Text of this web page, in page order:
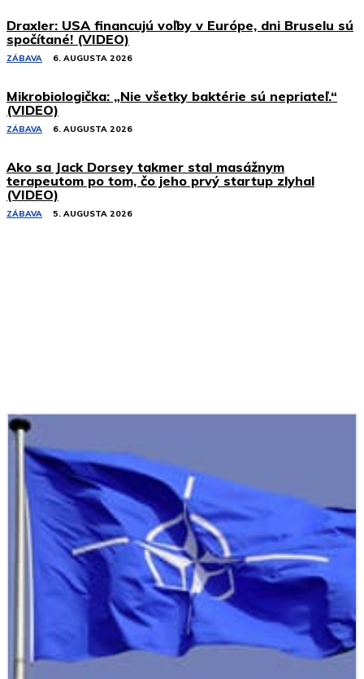
Draxler: USA financujú voľby v Európe, dni Bruselu sú
spočítané! (VIDEO)
ZÁBAVA 6. AUGUSTA 2026
Mikrobiologička: „Nie všetky baktérie sú nepriateľ.“
(VIDEO)
ZÁBAVA 6. AUGUSTA 2026
Ako sa Jack Dorsey takmer stal masážnym
terapeutom po tom, čo jeho prvý startup zlyhal
(VIDEO)
ZÁBAVA 5. AUGUSTA 2026